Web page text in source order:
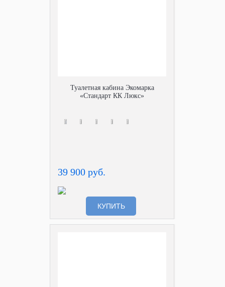
Туалетная кабина Экомарка
«Стандарт КК Люкс»
39 900 руб.
КУПИТЬ